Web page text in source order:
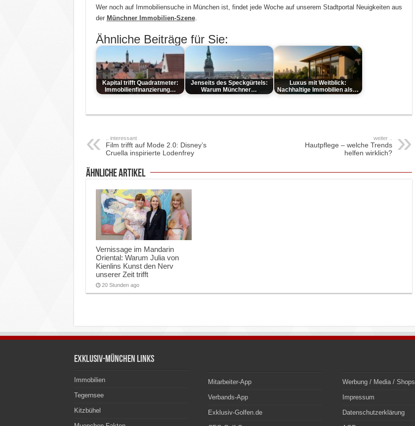
Wer noch auf Immobiliensuche in München ist, findet jede Woche auf unserem Stadtportal Neuigkeiten aus
der Münchner Immobilien-Szene.
Ähnliche Beiträge für Sie:
Kapital trifft Quadratmeter:
Immobilienfinanzierung…
Jenseits des Speckgürtels:
Warum Münchner…
Luxus mit Weitblick:
Nachhaltige Immobilien als…
.. interessant
Film trifft auf Mode 2.0: Disney’s
Cruella inspirierte Lodenfrey
weiter ..
Hautpflege – welche Trends
helfen wirklich?
ähnliche Artikel
Vernissage im Mandarin
Oriental: Warum Julia von
Kienlins Kunst den Nerv
unserer Zeit trifft
20 Stunden ago
Exklusiv-München Links
Immobilien
Tegernsee
Kitzbühel
Mitarbeiter-App
Verbands-App
Exklusiv-Golfen.de
Werbung / Media / Shops
Impressum
Datenschutzerklärung